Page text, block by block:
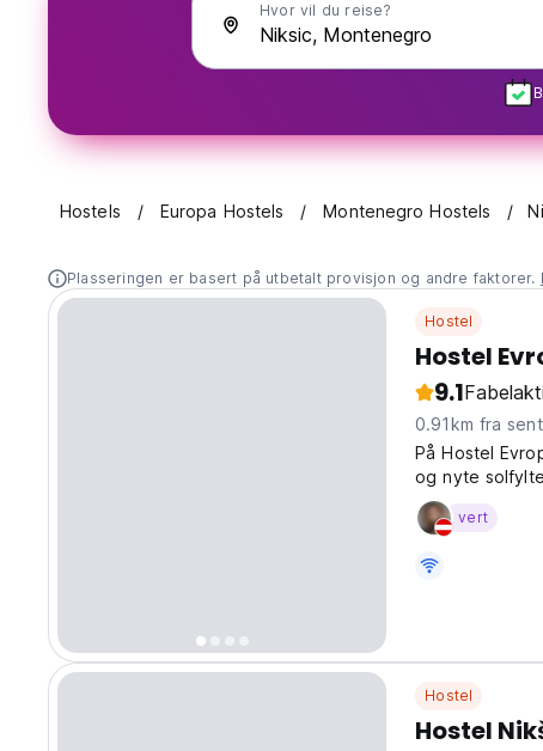
Hvor vil du reise?
Hostels Europa Hostels Montenegro Hostels
Plasseringen er basert på utbetalt provisjon og andre faktorer.
Hostel
Hostel
9.1
0.91km fra
På Hostel
og nyte
vert
Hostel
Hostel